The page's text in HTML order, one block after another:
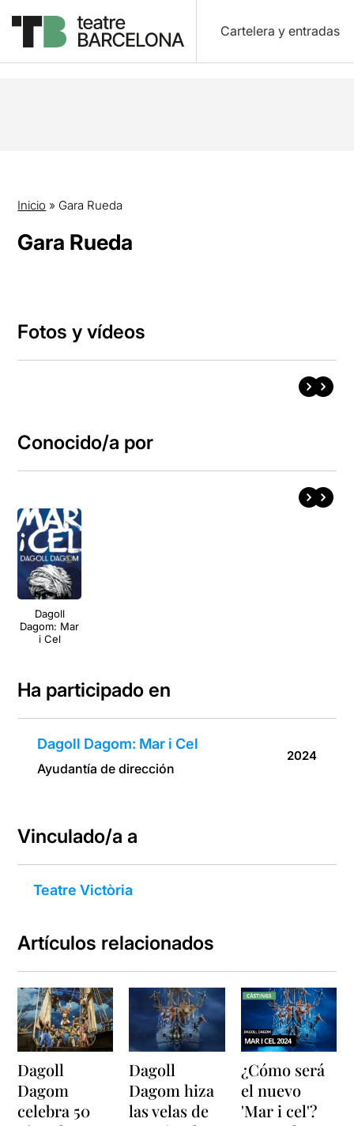
Cartelera y entradas
Inicio » Gara Rueda
Gara Rueda
Fotos y vídeos
Conocido/a por
Dagoll
Dagom: Mar
i Cel
Ha participado en
Dagoll Dagom: Mar i Cel
Ayudantía de dirección
2024
Vinculado/a a
Teatre Victòria
Artículos relacionados
Dagoll
Dagom
celebra 50
Dagoll
Dagom hiza
las velas de
¿Cómo será
el nuevo
'Mar i cel'?